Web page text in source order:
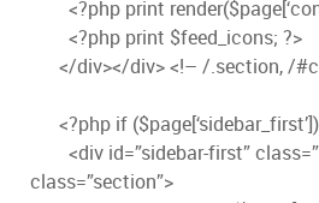
<?php print
<?php print $feed_icons; ?>
</div></div> <!– /.section, /
<?php if
<div id=”sidebar-first”
class=”section”>